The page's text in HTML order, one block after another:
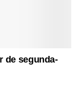
de segunda-